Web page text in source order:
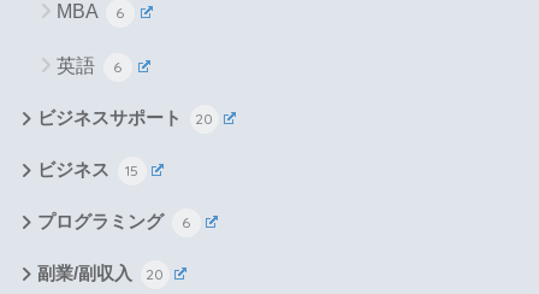
MBA 6
英語 6
ビジネスサポート 20
ビジネス 15
プログラミング 6
副業/副収入 20